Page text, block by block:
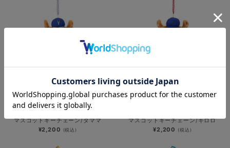
NEW
マスコットキーチェーン/タママ
¥2,200 (税込)
NEW
マスコットキーチェーン/ギロロ
¥2,200 (税込)